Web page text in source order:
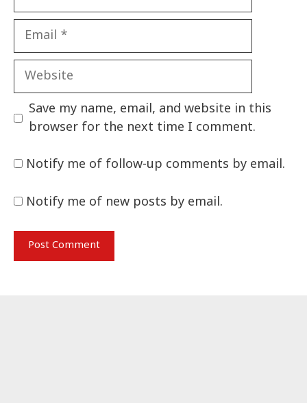
Email
Website
Save my name, email, and website in this
browser for the next time I comment.
Notify me of follow-up comments by email.
Notify me of new posts by email.